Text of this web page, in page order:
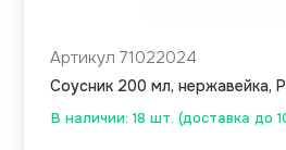
В наличии: 18 шт. (доставка до
Артикул 71022024
Соусник 200 мл, нержавейка,